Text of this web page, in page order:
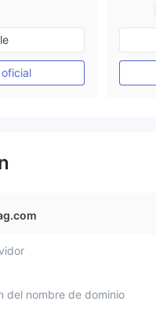
Unido
Creación Mercado Forex (MM)
de MT4
del nombre de dominio